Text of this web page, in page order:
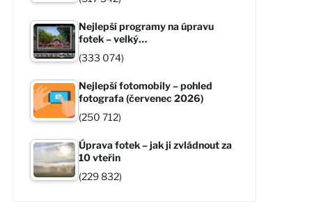
Nejlepší programy na úpravu
fotek – velký…
(333 074)
Nejlepší fotomobily – pohled
fotografa (červenec 2026)
(250 712)
Úprava fotek – jak ji zvládnout za
10 vteřin
(229 832)